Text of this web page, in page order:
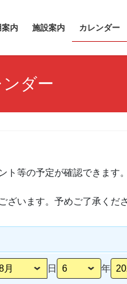
案内 施設案内 カレンダー
ダー
ト等の予定が確認できます。
ざいます。予めご了承くだ
日 年